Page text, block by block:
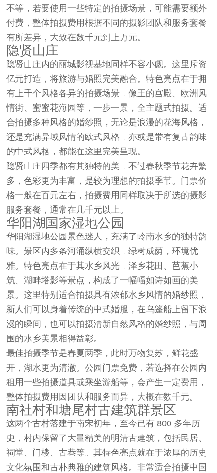
不等，若要使用一些特定的拍摄场景，可能需要额外
付费，整体拍摄费用根据不同的摄影团队和服务套餐
有所差异，大致在数千元到上万元。
隐贤山庄
隐贤山庄内的丽城影视基地同样不容小觑。这里斥资
亿元打造，将旅游与婚照完美融合。特色亮点在于拥
有上千个风格各异的拍摄场景，像王的宫殿、欧洲风
情街、蜜蜜花海园等，一步一景，全主题式拍摄。适
合拍摄多种风格的婚纱照，无论是浪漫的花海风格，
还是充满异域风情的欧式风格，亦或是带有复古韵味
的中式风格，都能在这里完美呈现。
隐贤山庄四季都有其独特的美，不过春秋季节花卉繁
多，色彩更为丰富，是较为理想的拍摄季节。门票价
格一般在百元左右，拍摄费用同样取决于所选的摄影
服务套餐，通常在几千元以上。
华阳湖国家湿地公园
华阳湖湿地公园景色迷人，充满了岭南水乡的独特韵
味。景区内多条河涌纵横交织，绿树成荫，环境优
雅。特色亮点在于其水乡风光，泽乡花田、芭蕉小
筑、湖畔塔影等景点，构成了一幅幅如诗如画的美
景。这里特别适合拍摄具有浓郁水乡风情的婚纱照，
新人们可以身着传统的中式婚服，在乌篷船上留下浪
漫的瞬间，也可以拍摄清新自然风格的婚纱照，与周
围的水乡美景相得益彰。
最佳拍摄季节是春夏两季，此时万物复苏，鲜花盛
开，湖水更为清澈。公园门票免费，若选择在公园内
租用一些拍摄道具或乘坐游船等，会产生一定费用，
整体拍摄费用因团队和服务而异，大概在数千元。
南社村和塘尾村古建筑群景区
这两个古村落建于南宋初年，至今已有 800 多年历
史，村内保留了大量精美的明清古建筑，包括民居、
祠堂、门楼、古巷等。其特色亮点就在于浓厚的历史
文化氛围和古朴典雅的建筑风格。非常适合拍摄中国